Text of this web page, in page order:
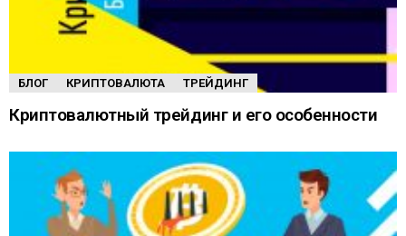
БЛОГ КРИПТОВАЛЮТА ТРЕЙДИНГ
Криптовалютный трейдинг и его особенности